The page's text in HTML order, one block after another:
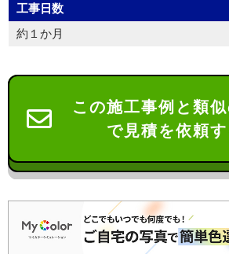
工事日数
約１か月
この施工事例と類
で見積を依頼す